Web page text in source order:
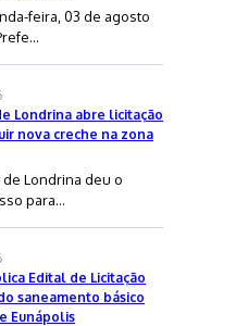
feira, 03 de agosto
Londrina abre licitação
nova creche na zona
de Londrina deu o
para...
Edital de Licitação
saneamento básico
Eunápolis